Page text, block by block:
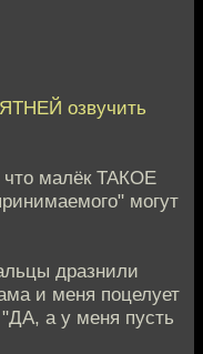
озвучить
что малёк ТАКОЕ
могут
дразнили
и меня поцелует
а у меня пусть